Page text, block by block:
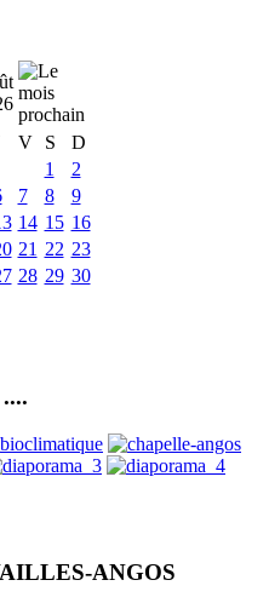
V S
D
1
2
7 8
9
14 15 16
21 22 23
28 29 30
ANGOS